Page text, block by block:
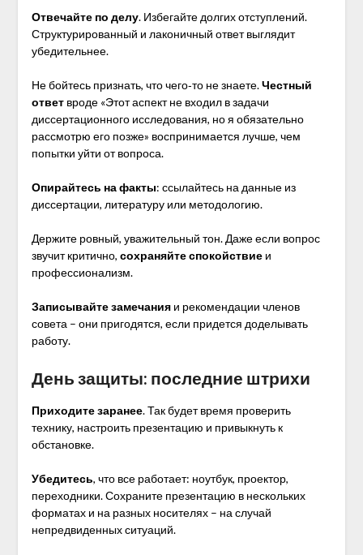
Отвечайте по делу. Избегайте долгих отступлений.
Структурированный и лаконичный ответ выглядит
убедительнее.
Не бойтесь признать, что чего‑то не знаете.Честный
ответвроде «Этот аспект не входил в задачи
диссертационного исследования, но я обязательно
рассмотрю его позже» воспринимается лучше, чем
попытки уйти от вопроса.
Опирайтесь на факты: ссылайтесь на данные из
диссертации, литературу или методологию.
Держите ровный, уважительный тон. Даже если вопрос
звучит критично, сохраняйте спокойствиеи
профессионализм.
Записывайте замечанияи рекомендации членов
совета – они пригодятся, если придется доделывать
работу.
День защиты: последние штрихи
Приходите заранее. Так будет время проверить
технику, настроить презентацию и привыкнуть к
обстановке.
Убедитесь, что все работает: ноутбук, проектор,
переходники. Сохраните презентацию в нескольких
форматах и на разных носителях – на случай
непредвиденных ситуаций.